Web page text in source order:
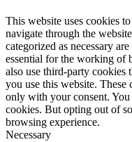
This website uses cookies
navigate through the
categorized as necessary
essential for the working of
also use third-party cookies
you use this website.
only with your consent.
cookies. But opting out of
browsing experience.
Necessary